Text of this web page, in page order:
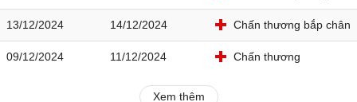
13/12/2024 14/12/2024 Chấn thương bắp chân
09/12/2024 11/12/2024 Chấn thương
Xem thêm